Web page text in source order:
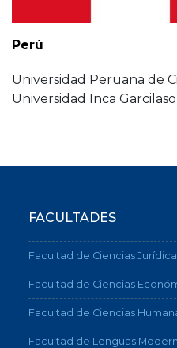
Perú
Universidad Peruana de
Universidad Inca
FACULTADES
Facultad de Ciencias
Facultad de Ciencias
Facultad de Ciencias
Facultad de Lenguas